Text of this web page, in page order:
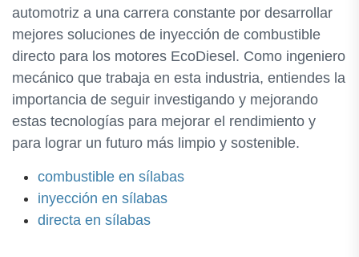
automotriz a una carrera constante por desarrollar
mejores soluciones de inyección de combustible
directo para los motores EcoDiesel. Como ingeniero
mecánico que trabaja en esta industria, entiendes la
importancia de seguir investigando y mejorando
estas tecnologías para mejorar el rendimiento y
para lograr un futuro más limpio y sostenible.
combustible en sílabas
inyección en sílabas
directa en sílabas